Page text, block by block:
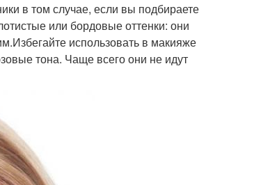
в том случае, если вы подбираете
или бордовые оттенки: они
использовать в макияже
тона. Чаще всего они не идут